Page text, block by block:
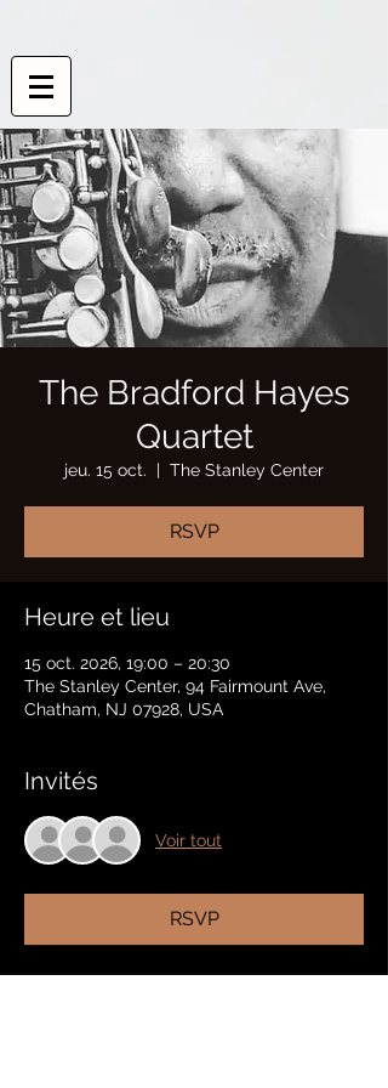
The Bradford Hayes
Quartet
jeu. 15 oct.
  |
The Stanley Center
RSVP
Heure et lieu
15 oct. 2026, 19:00 – 20:30
The Stanley Center, 94 Fairmount Ave,
Chatham, NJ 07928, USA
Invités
Voir tout
RSVP